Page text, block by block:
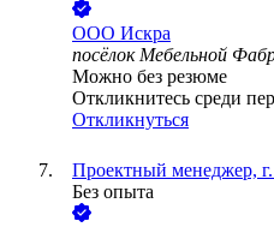
ООО Искра
посёлок Мебельной
Можно без резюме
Откликнитесь среди
Откликнуться
Проектный менеджер,
Без опыта